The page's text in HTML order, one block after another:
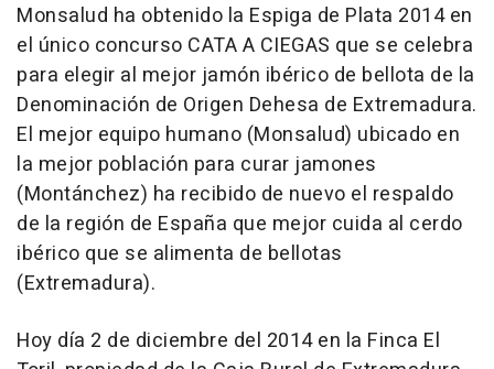
Monsalud ha obtenido la Espiga de Plata 2014 en
el único concurso CATA A CIEGAS que se celebra
para elegir al mejor jamón ibérico de bellota de la
Denominación de Origen Dehesa de Extremadura.
El mejor equipo humano (Monsalud) ubicado en
la mejor población para curar jamones
(Montánchez) ha recibido de nuevo el respaldo
de la región de España que mejor cuida al cerdo
ibérico que se alimenta de bellotas
(Extremadura).
Hoy día 2 de diciembre del 2014 en la Finca El